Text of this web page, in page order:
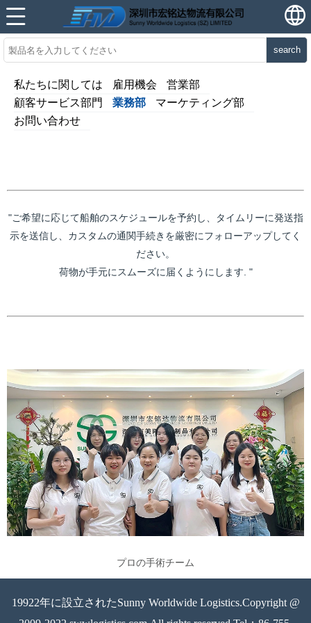
search
私たちに関しては 雇用機会
営業部
顧客サービス部門
業務部
マーケティング部
お問い合わせ
"ご希望に応じて船舶のスケジュールを予約し、タイムリーに発送指
示を送信し、カスタムの通関手続きを厳密にフォローアップしてく
ださい。
荷物が手元にスムーズに届くようにします. "
プロの手術チーム
19922年に設立されたSunny Worldwide Logistics.Copyright @